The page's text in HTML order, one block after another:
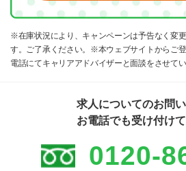
※在庫状況により、キャンペーンは予告なく変
す。ご了承ください。※本ウェブサイトからご
電話にてキャリアアドバイザーと面談をさせて
求人についてのお問
お電話でも受け付け
0120-